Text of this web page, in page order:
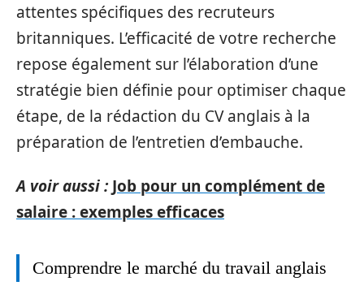
attentes spécifiques des recruteurs
britanniques. L’efficacité de votre recherche
repose également sur l’élaboration d’une
stratégie bien définie pour optimiser chaque
étape, de la rédaction du CV anglais à la
préparation de l’entretien d’embauche.
A voir aussi : Job pour un complément de
salaire : exemples efficaces
Comprendre le marché du travail anglais